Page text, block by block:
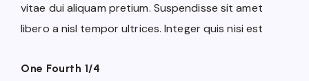
vitae dui aliquam pretium. Suspendisse sit amet
libero a nisl tempor ultrices. Integer quis nisi est
One Fourth 1/4